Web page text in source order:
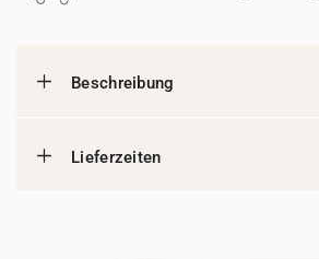
Beschreibung
Lieferzeiten